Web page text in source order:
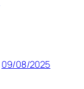
09/08/2025